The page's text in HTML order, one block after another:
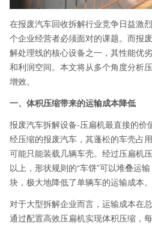
在报废汽车回收拆解行业竞争日益激
个企业经营者必须面对的课题。而报
解处理线的核心设备之一，其性能优
和利润空间。本文将从多个角度分析
增效。
一、体积压缩带来的运输成本降低
报废汽车拆解设备-压扁机最直接的价
经压缩的报废汽车，其蓬松的车壳占
可能只能装载几辆车壳。经过压扁机
以上，形状规则的“车饼”可以堆叠运
块，极大地降低了单辆车的运输成本。
对于大型拆解企业而言，运输成本在
通过配置高效压扁机实现体积压缩，